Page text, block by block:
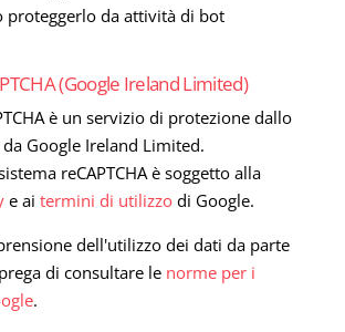
proteggerlo da attività di bot
(Google Ireland Limited)
è un servizio di protezione dallo
Google Ireland Limited.
reCAPTCHA è soggetto alla
e ai termini di utilizzodi Google.
dell'utilizzo dei dati da parte
di consultare le norme per i
.